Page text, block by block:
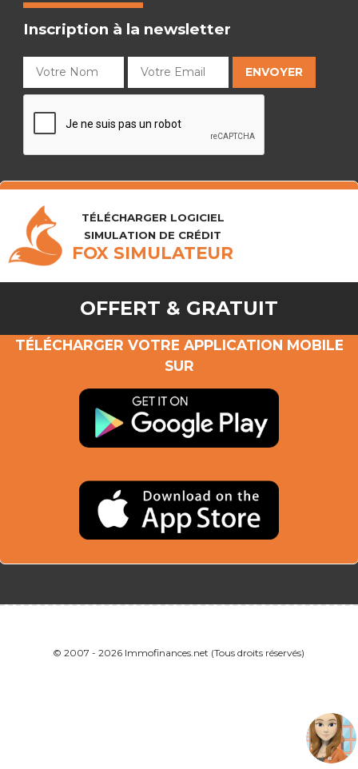
Inscription à la newsletter
TÉLÉCHARGER LOGICIEL
SIMULATION DE CRÉDIT
FOX SIMULATEUR
OFFERT & GRATUIT
TÉLÉCHARGER VOTRE APPLICATION MOBILE
SUR
© 2007 - 2026 Immofinances.net (Tous droits réservés)